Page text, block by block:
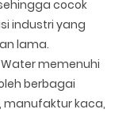
cocok
industri yang
lama.
Water memenuhi
berbagai
manufaktur kaca,